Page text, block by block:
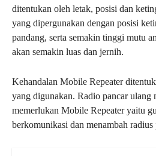
ditentukan oleh letak, posisi dan
yang dipergunakan dengan posisi
pandang, serta semakin tinggi mutu
akan semakin luas dan jernih.
Kehandalan Mobile Repeater
yang digunakan. Radio pancar ulang
memerlukan Mobile Repeater yaitu
berkomunikasi dan menambah radius